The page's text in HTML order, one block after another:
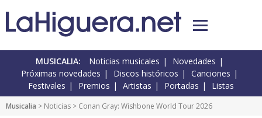
MUSICALIA: Noticias musicales
Novedades
Próximas novedades
Discos históricos
Canciones
Festivales
Premios Artistas Portadas Listas
Musicalia > Noticias > Conan Gray: Wishbone World Tour 2026